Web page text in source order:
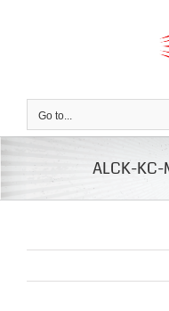
Go to...
ALCK-